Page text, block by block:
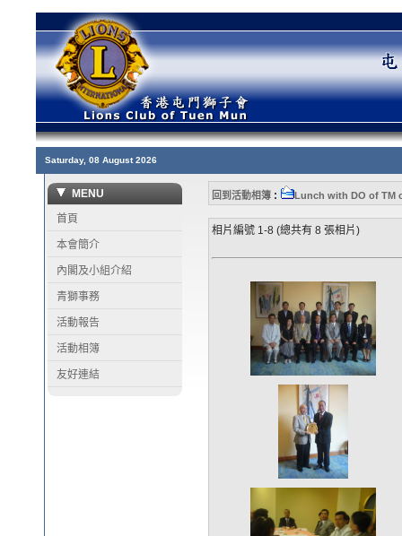
Saturday, 08 August 2026
MENU
首頁
本會簡介
內閣及小組介紹
青獅事務
活動報告
活動相簿
友好連結
回到活動相簿 : Lunch with DO of TM
相片編號 1-8 (總共有 8 張相片)